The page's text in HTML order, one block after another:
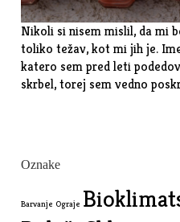
Nikoli si nisem mislil, da mi
toliko težav, kot mi jih je.
katero sem pred leti
skrbel, torej sem vedno
Oznake
Barvanje Ograje